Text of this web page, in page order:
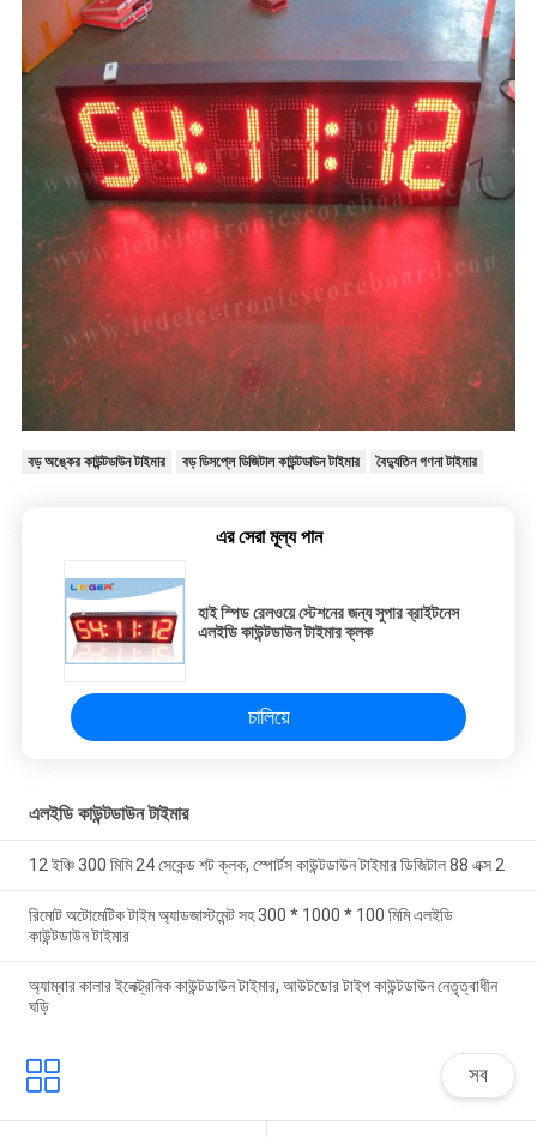
বড় অঙ্কের কাউন্টডাউন টাইমার বড় ডিসপ্লে ডিজিটাল কাউন্টডাউন টাইমার বৈদ্যুতিন গণনা টাইমার
এর সেরা মূল্য পান
হাই স্পিড রেলওয়ে স্টেশনের জন্য সুপার ব্রাইটনেস
এলইডি কাউন্টডাউন টাইমার ক্লক
চালিয়ে
এলইডি কাউন্টডাউন টাইমার
12 ইঞ্চি 300 মিমি 24 সেকেন্ড শট ক্লক, স্পোর্টস কাউন্টডাউন টাইমার ডিজিটাল 88 এক্স 2
রিমোট অটোমেটিক টাইম অ্যাডজাস্টমেন্ট সহ 300 * 1000 * 100 মিমি এলইডি
কাউন্টডাউন টাইমার
অ্যাম্বার কালার ইলেক্ট্রনিক কাউন্টডাউন টাইমার, আউটডোর টাইপ কাউন্টডাউন নেতৃত্বাধীন
ঘড়ি
সব